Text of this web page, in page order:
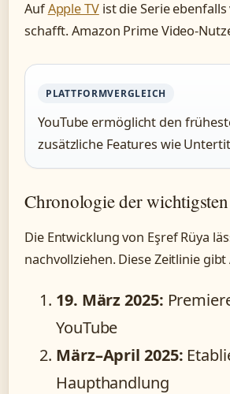
AufApple TVist die Serie
schafft. Amazon Prime Video-
PLATTFORMVERGLEICH
YouTube ermöglicht den
zusätzliche Features wie
Chronologie der
Die Entwicklung von Eşref Rüya
nachvollziehen. Diese Zeitlinie
19. März 2025:
YouTube
März–April 2025:
Haupthandlung